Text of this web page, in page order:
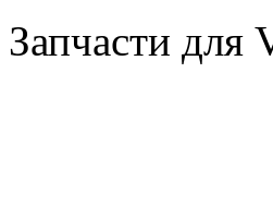
Запчасти для